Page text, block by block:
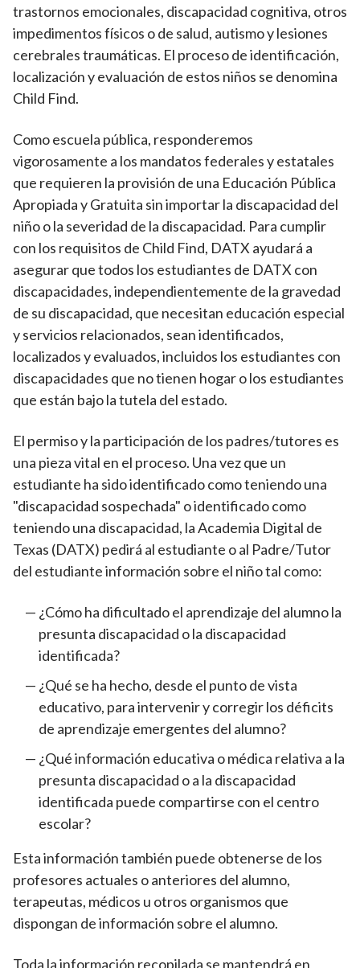
trastornos emocionales, discapacidad cognitiva, otros
impedimentos físicos o de salud, autismo y lesiones
cerebrales traumáticas. El proceso de identificación,
localización y evaluación de estos niños se denomina
Child Find.
Como escuela pública, responderemos
vigorosamente a los mandatos federales y estatales
que requieren la provisión de una Educación Pública
Apropiada y Gratuita sin importar la discapacidad del
niño o la severidad de la discapacidad. Para cumplir
con los requisitos de Child Find, DATX ayudará a
asegurar que todos los estudiantes de DATX con
discapacidades, independientemente de la gravedad
de su discapacidad, que necesitan educación especial
y servicios relacionados, sean identificados,
localizados y evaluados, incluidos los estudiantes con
discapacidades que no tienen hogar o los estudiantes
que están bajo la tutela del estado.
El permiso y la participación de los padres/tutores es
una pieza vital en el proceso. Una vez que un
estudiante ha sido identificado como teniendo una
"discapacidad sospechada" o identificado como
teniendo una discapacidad, la Academia Digital de
Texas (DATX) pedirá al estudiante o al Padre/Tutor
del estudiante información sobre el niño tal como:
¿Cómo ha dificultado el aprendizaje del alumno la
presunta discapacidad o la discapacidad
identificada?
¿Qué se ha hecho, desde el punto de vista
educativo, para intervenir y corregir los déficits
de aprendizaje emergentes del alumno?
¿Qué información educativa o médica relativa a la
presunta discapacidad o a la discapacidad
identificada puede compartirse con el centro
escolar?
Esta información también puede obtenerse de los
profesores actuales o anteriores del alumno,
terapeutas, médicos u otros organismos que
dispongan de información sobre el alumno.
Toda la información recopilada se mantendrá en